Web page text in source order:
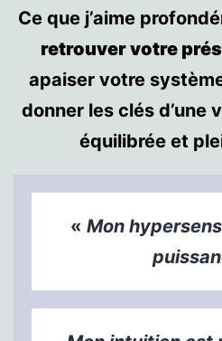
Ce que j’aime
retrouver votre
apaiser votre
donner les clés d’une
équilibrée et
« Mon